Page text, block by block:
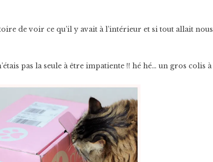
de voir ce qu’il y avait à l’intérieur et si tout allait nous
pas la seule à être impatiente !! hé hé… un gros colis à